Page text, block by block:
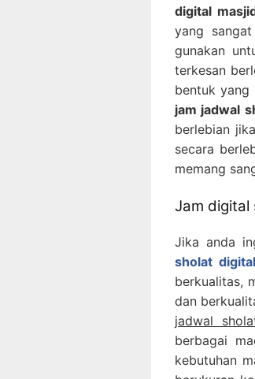
digital
yang
gunakan
terkesan
bentuk yang
jam jadwal
berlebian
secara
memang
Jam digital
Jika anda
sholat
berkualitas,
dan
jadwal
berbagai
kebutuhan